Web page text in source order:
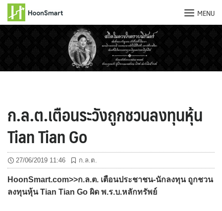
MENU
ก.ล.ต.เตือนระวังถูกชวนลงทุนหุ้น
Tian Tian Go
27/06/2019 11:46 ก.ล.ต.
HoonSmart.com>>ก.ล.ต. เตือนประชาชน-นักลงทุน ถูกชวน
ลงทุนหุ้น Tian Tian Go ผิด พ.ร.บ.หลักทรัพย์